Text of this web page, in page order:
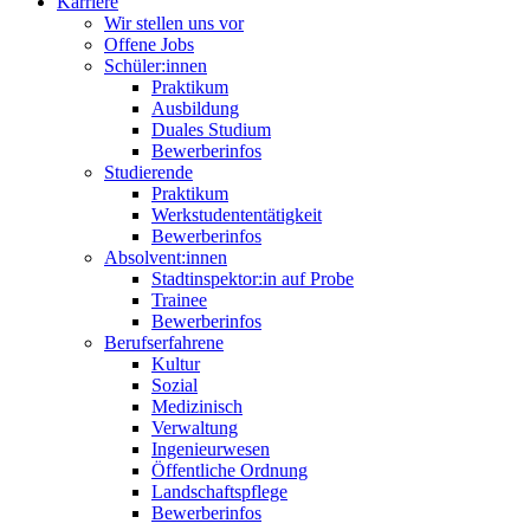
Wir stellen uns vor
Offene Jobs
Schüler:innen
Praktikum
Ausbildung
Duales Studium
Bewerberinfos
Studierende
Praktikum
Werkstudenten­tätigkeit
Bewerberinfos
Absolvent:innen
Stadtinspektor:in auf Probe
Trainee
Bewerberinfos
Berufserfahrene
Kultur
Sozial
Medizinisch
Verwaltung
Ingenieurwesen
Öffentliche Ordnung
Landschafts­pflege
Bewerberinfos